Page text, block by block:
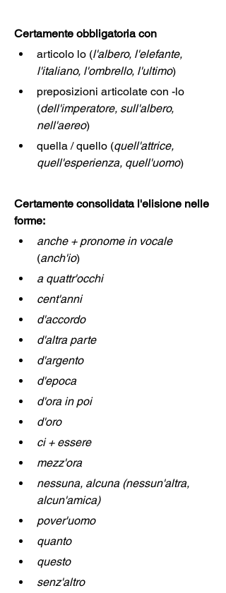
Certamente obbligatoria con
articolo lo (l'albero, l'elefante,
l'italiano, l'ombrello, l'ultimo)
preposizioni articolate con -lo
(dell'imperatore, sull'albero,
nell'aereo)
quella / quello (quell'attrice,
quell'esperienza, quell'uomo)
Certamente consolidata l'elisione nelle
forme:
anche + pronome in vocale
(anch'io)
a quattr'occhi
cent'anni
d'accordo
d'altra parte
d'argento
d'epoca
d'ora in poi
d'oro
ci + essere
mezz'ora
nessuna, alcuna (nessun'altra,
alcun'amica)
pover'uomo
quanto
questo
senz'altro